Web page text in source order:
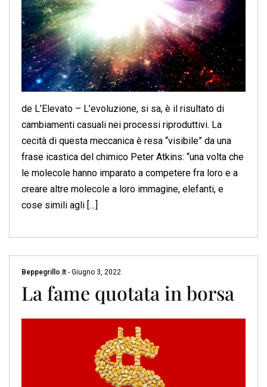
de L’Elevato – L’evoluzione, si sa, è il risultato di
cambiamenti casuali nei processi riproduttivi. La
cecità di questa meccanica è resa “visibile” da una
frase icastica del chimico Peter Atkins: “una volta che
le molecole hanno imparato a competere fra loro e a
creare altre molecole a loro immagine, elefanti, e
cose simili agli […]
Beppegrillo.it - Giugno 3, 2022
La fame quotata in borsa